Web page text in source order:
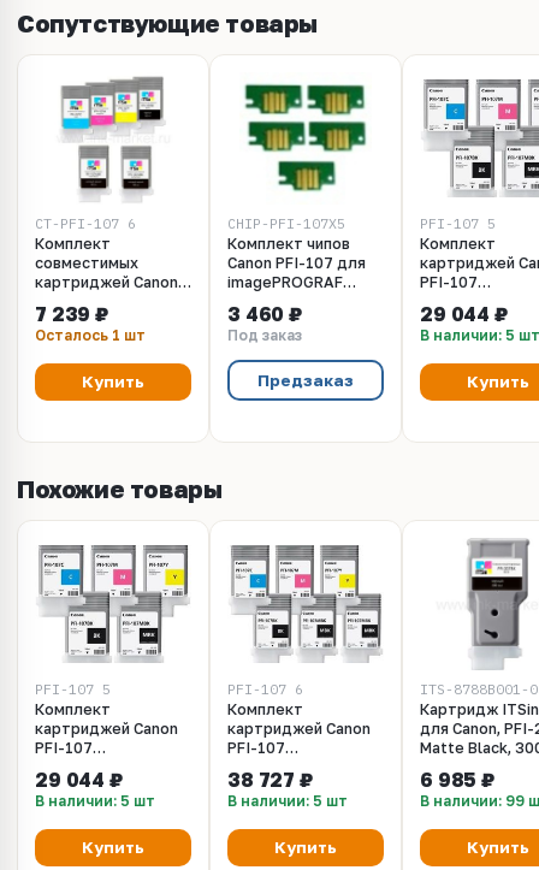
Сопутствующие товары
CT-PFI-107_6
Комплект
совместимых
картриджей Canon
для Canon iPF670,
iPF680, iPF685,
iPF770, iPF780,
iPF785
7 239 ₽
Осталось 1 шт
Купить
CHIP-PFI-107X5
Комплект чипов
Canon PFI-107 для
imagePROGRAF
штук)
3 460 ₽
Под заказ
Предзаказ
PFI-107_5
Комплект
картриджей
PFI-107
130мл для
iPF660, iPF680,
iPF685, iPF770,
iPF780, iPF785
29 044 ₽
В наличии: 5 шт
Купить
Похожие товары
PFI-107_5
Комплект
картриджей Canon
PFI-107
130мл для Canon
iPF660, iPF680,
iPF685, iPF770,
iPF780, iPF785
29 044 ₽
В наличии: 5 шт
Купить
PFI-107_6
Комплект
картриджей Canon
PFI-107
6шт х 130мл для
Canon iPF660,
iPF680, iPF685,
iPF770, iPF780,
iPF785
38 727 ₽
В наличии: 5 шт
Купить
ITS-8788B001-
Картридж
для Canon,
Matte Black,
ImagePrograf
iPF670, iPF770,
iPF780, iPF785,
207MBK,
чёрный
6 985 ₽
В наличии: 99
Купить